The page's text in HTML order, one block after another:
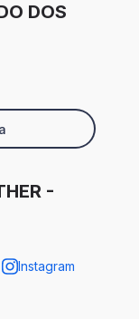
DOS
-
Instagram